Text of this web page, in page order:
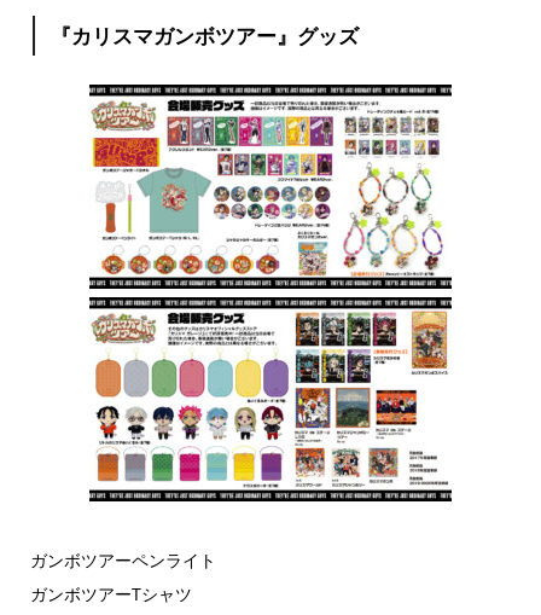
『カリスマガンボツアー』グッズ
ガンボツアーペンライト
ガンボツアーTシャツ